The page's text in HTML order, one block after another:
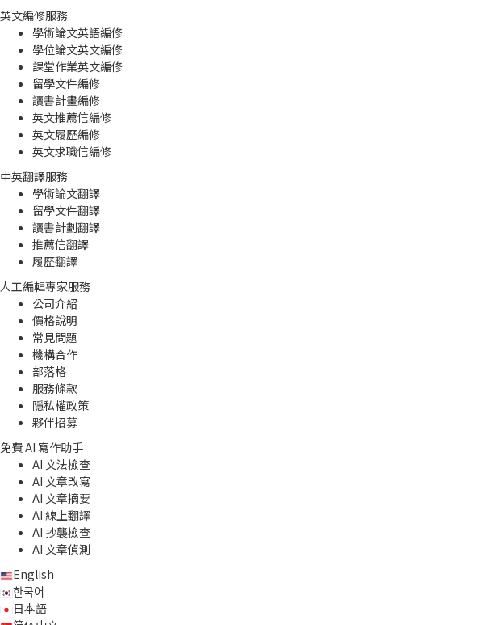
英文編修服務
學術論文英語編修
學位論文英文編修
課堂作業英文編修
留學文件編修
讀書計畫編修
英文推薦信編修
英文履歷編修
英文求職信編修
中英翻譯服務
學術論文翻譯
留學文件翻譯
讀書計劃翻譯
推薦信翻譯
履歷翻譯
人工編輯專家服務
公司介紹
價格說明
常見問題
機構合作
部落格
服務條款
隱私權政策
夥伴招募
免費 AI 寫作助手
AI 文法檢查
AI 文章改寫
AI 文章摘要
AI 線上翻譯
AI 抄襲檢查
AI 文章偵測
English
한국어
日本語